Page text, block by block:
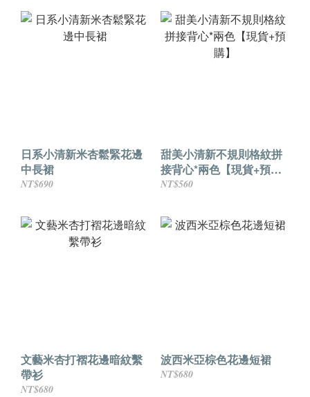
日系小清新米杏鬆緊花邊
中長裙
NT$690
甜美小清新不規則格紋拼
接背心*兩色【現貨+預
購】
NT$560
文藝米杏打褶花邊暗紋繫
帶衫
NT$680
波西米亞棕色花邊短裙
NT$680